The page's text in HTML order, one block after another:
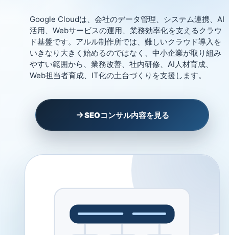
Google Cloudは、会社のデータ管理、システム連携、AI
活用、Webサービスの運用、業務効率化を支えるクラウ
ド基盤です。アルル制作所では、難しいクラウド導入を
いきなり大きく始めるのではなく、中小企業が取り組み
やすい範囲から、業務改善、社内研修、AI人材育成、
Web担当者育成、IT化の土台づくりを支援します。
SEOコンサル内容を見る